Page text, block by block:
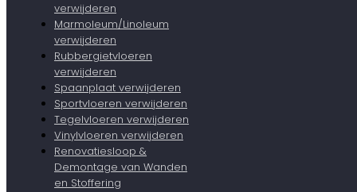
verwijderen
Marmoleum/Linoleum
verwijderen
Rubbergietvloeren
verwijderen
Spaanplaat verwijderen
Sportvloeren verwijderen
Tegelvloeren verwijderen
Vinylvloeren verwijderen
Renovatiesloop &
Demontage van Wanden
en Stoffering